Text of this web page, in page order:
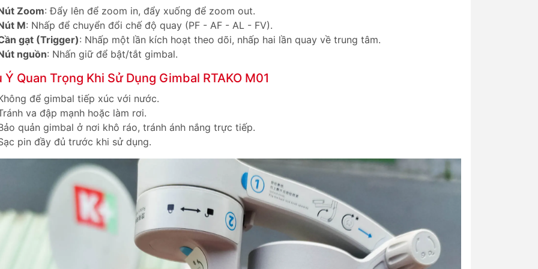
Zoom: Đẩy lên để zoom in, đẩy xuống để zoom out.
M: Nhấp để chuyển đổi chế độ quay (PF - AF - AL - FV).
gạt (Trigger): Nhấp một lần kích hoạt theo dõi, nhấp hai lần quay về trung tâm.
nguồn: Nhấn giữ để bật/tắt gimbal.
Ý Quan Trọng Khi Sử Dụng Gimbal RTAKO M01
để gimbal tiếp xúc với nước.
va đập mạnh hoặc làm rơi.
quản gimbal ở nơi khô ráo, tránh ánh nắng trực tiếp.
pin đầy đủ trước khi sử dụng.